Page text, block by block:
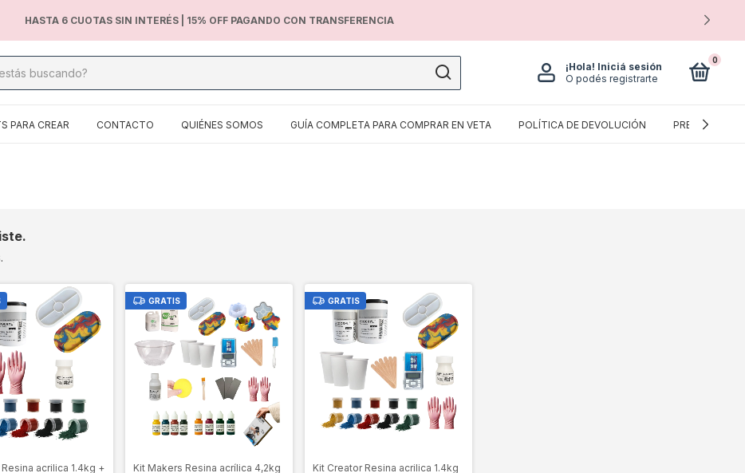
HASTA 6 CUOTAS SIN INTERÉS | 15% OFF PAGANDO CON TRANSFERENCIA
¡Hola! Iniciá sesión
O podés registrarte
0
PARA CREAR CONTACTO QUIÉNES SOMOS GUÍA COMPLETA PARA COMPRAR EN VETA POLÍTICA DE DEVOLUCIÓN PREGUNTAS
acrilica 1.4kg +
GRATIS
Kit Makers Resina acrílica 4,2kg
GRATIS
Kit Creator Resina acrilica 1.4kg